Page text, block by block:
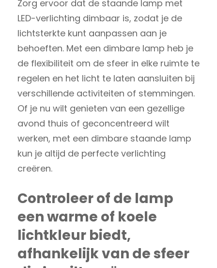
Zorg ervoor dat de staande lamp met
LED-verlichting dimbaar is, zodat je de
lichtsterkte kunt aanpassen aan je
behoeften. Met een dimbare lamp heb je
de flexibiliteit om de sfeer in elke ruimte te
regelen en het licht te laten aansluiten bij
verschillende activiteiten of stemmingen.
Of je nu wilt genieten van een gezellige
avond thuis of geconcentreerd wilt
werken, met een dimbare staande lamp
kun je altijd de perfecte verlichting
creëren.
Controleer of de lamp
een warme of koele
lichtkleur biedt,
afhankelijk van de sfeer